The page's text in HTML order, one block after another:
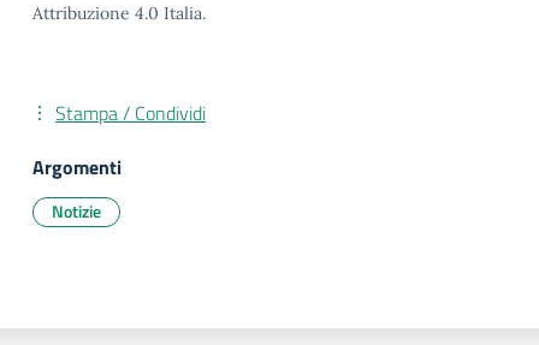
Attribuzione 4.0 Italia.
Stampa / Condividi
Argomenti
Notizie